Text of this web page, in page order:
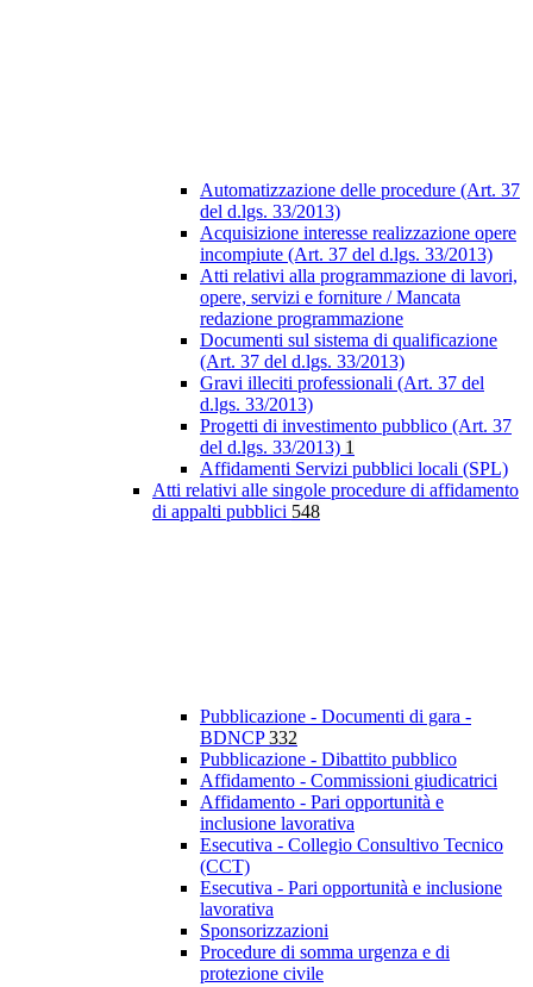
Automatizzazione delle procedure (Art. 37
del d.lgs. 33/2013)
Acquisizione interesse realizzazione opere
incompiute (Art. 37 del d.lgs. 33/2013)
Atti relativi alla programmazione di lavori,
opere, servizi e forniture / Mancata
redazione programmazione
Documenti sul sistema di qualificazione
(Art. 37 del d.lgs. 33/2013)
Gravi illeciti professionali (Art. 37 del
d.lgs. 33/2013)
Progetti di investimento pubblico (Art. 37
del d.lgs. 33/2013) 1
Affidamenti Servizi pubblici locali (SPL)
Atti relativi alle singole procedure di affidamento
di appalti pubblici 548
Pubblicazione - Documenti di gara -
BDNCP332
Pubblicazione - Dibattito pubblico
Affidamento - Commissioni giudicatrici
Affidamento - Pari opportunità e
inclusione lavorativa
Esecutiva - Collegio Consultivo Tecnico
(CCT)
Esecutiva - Pari opportunità e inclusione
lavorativa
Sponsorizzazioni
Procedure di somma urgenza e di
protezione civile